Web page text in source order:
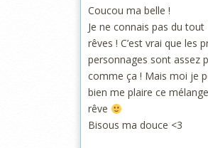
Coucou ma belle !
Je ne connais pas du tout
rêves ! C’est vrai que les
personnages sont assez
comme ça ! Mais moi je
bien me plaire ce
rêve
Bisous ma douce <3